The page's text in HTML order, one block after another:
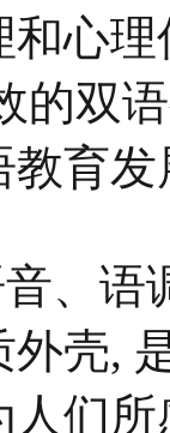
心
的双
教育
、语
壳,
们